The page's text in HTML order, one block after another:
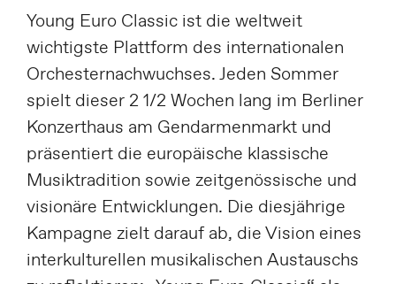
Young Euro Classic ist die weltweit
wichtigste Plattform des internationalen
Orchesternachwuchses. Jeden Sommer
spielt dieser 2 1/2 Wochen lang im Berliner
Konzerthaus am Gendarmenmarkt und
präsentiert die europäische klassische
Musiktradition sowie zeitgenössische und
visionäre Entwicklungen. Die diesjährige
Kampagne zielt darauf ab, die Vision eines
interkulturellen musikalischen Austauschs